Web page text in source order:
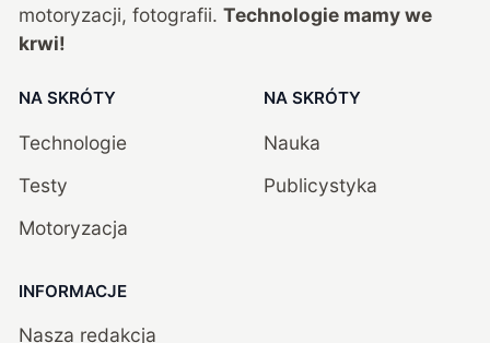
motoryzacji, fotografii. Technologie mamy we
krwi!
NA SKRÓTY
Technologie
Testy
Motoryzacja
NA SKRÓTY
Nauka
Publicystyka
INFORMACJE
Nasza redakcja